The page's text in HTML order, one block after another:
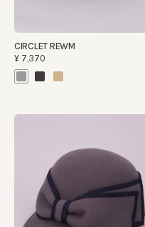
CIRCLET REWM
¥7,370